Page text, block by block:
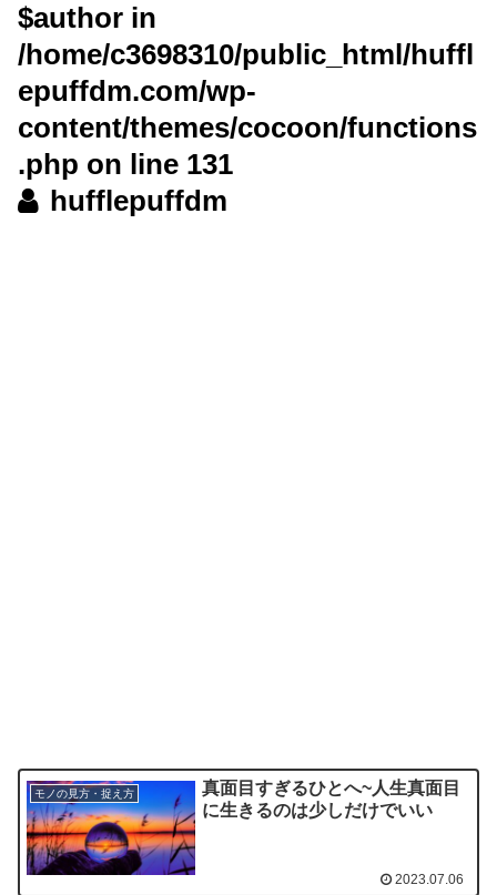
$author in
/home/c3698310/public_html/huffl
epuffdm.com/wp-
content/themes/cocoon/functions
.php on line 131
hufflepuffdm
モノの見方・捉え方
真面目すぎるひとへ~人生真面目
に生きるのは少しだけでいい
2023.07.06